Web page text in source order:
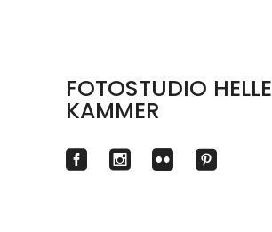
FOTOSTUDIO HELLE
KAMMER